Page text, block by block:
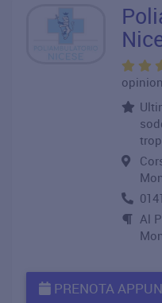
Al
PRENOTA